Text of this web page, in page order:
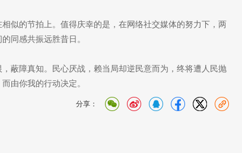
似的节拍上。值得庆幸的是，在网络社交媒体的努力下，两
同感共振远胜昔日。
蔽障真知。民心厌战，赖当局却逆民意而为，终将遭人民抛
由你我的行动决定。
分享：